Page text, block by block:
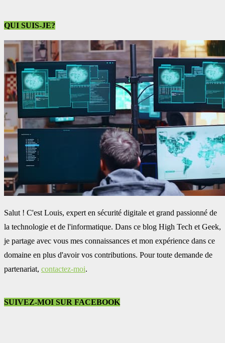
QUI SUIS-JE?
Salut ! C'est Louis, expert en sécurité digitale et grand passionné de
la technologie et de l'informatique. Dans ce blog High Tech et Geek,
je partage avec vous mes connaissances et mon expérience dans ce
domaine en plus d'avoir vos contributions. Pour toute demande de
partenariat, contactez-moi.
SUIVEZ-MOI SUR FACEBOOK